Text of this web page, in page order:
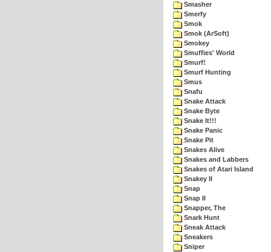
Smasher
Smerfy
Smok
Smok (ArSoft)
Smokey
Smuffies' World
Smurf!
Smurf Hunting
Smus
Snafu
Snake Attack
Snake Byte
Snake It!!!
Snake Panic
Snake Pit
Snakes Alive
Snakes and Labbers
Snakes of Atari Island
Snakey II
Snap
Snap II
Snapper, The
Snark Hunt
Sneak Attack
Sneakers
Sniper